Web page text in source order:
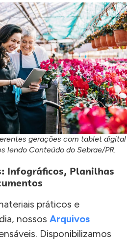
gerações com tablet digital
lendo Conteúdo do Sebrae/PR.
Infográficos, Planilhas
práticos e
nossos Arquivos
Disponibilizamos